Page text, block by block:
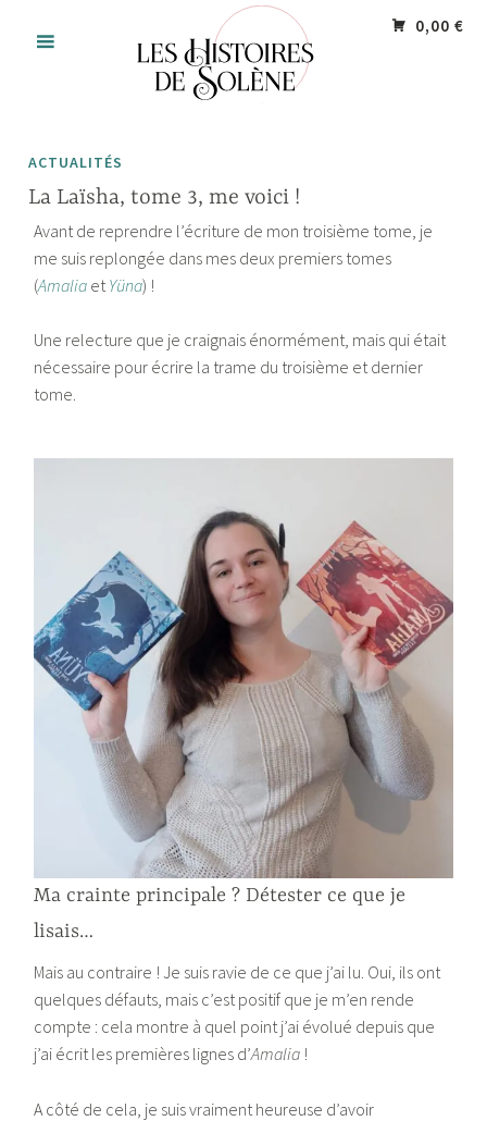
0,00 €
ACTUALITÉS
La Laïsha, tome 3, me voici !
Avant de reprendre l’écriture de mon troisième tome, je
me suis replongée dans mes deux premiers tomes
(Amalia et Yüna) !
Une relecture que je craignais énormément, mais qui était
nécessaire pour écrire la trame du troisième et dernier
tome.
Ma crainte principale ? Détester ce que je
lisais…
Mais au contraire ! Je suis ravie de ce que j’ai lu. Oui, ils ont
quelques défauts, mais c’est positif que je m’en rende
compte : cela montre à quel point j’ai évolué depuis que
j’ai écrit les premières lignes d’Amalia !
A côté de cela, je suis vraiment heureuse d’avoir